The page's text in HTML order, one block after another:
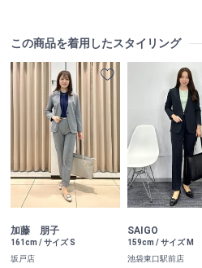
この商品を着用したスタイリング
加藤 朋子
161cm / サイズ S
坂戸店
SAIGO
159cm / サイズ M
池袋東口駅前店